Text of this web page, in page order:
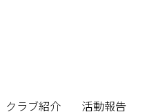
クラブ紹介 活動報告